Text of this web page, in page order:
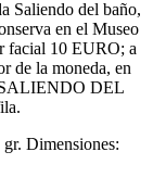
Saliendo del baño,
en el Museo
facial 10 EURO; a
de la moneda, en
SALIENDO DEL
Dimensiones: